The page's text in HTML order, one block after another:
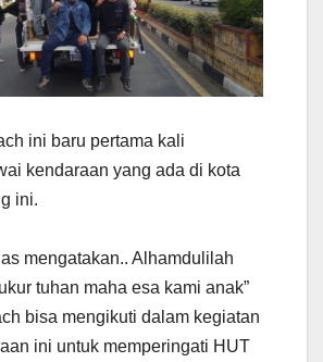
ini baru pertama kali
kendaraan yang ada di kota
ini.
mengatakan.. Alhamdulilah
tuhan maha esa kami anak”
bisa mengikuti dalam kegiatan
ini untuk memperingati HUT